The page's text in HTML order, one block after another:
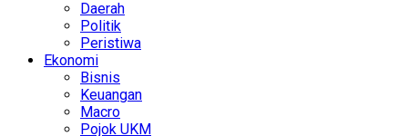
Daerah
Politik
Peristiwa
Ekonomi
Bisnis
Keuangan
Macro
Pojok UKM